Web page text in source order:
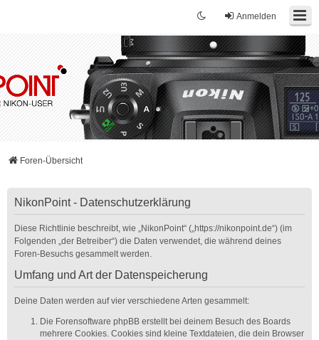
Anmelden
Foren-Übersicht
NikonPoint - Datenschutzerklärung
Diese Richtlinie beschreibt, wie „NikonPoint“ („https://nikonpoint.de“) (im
Folgenden „der Betreiber“) die Daten verwendet, die während deines
Foren-Besuchs gesammelt werden.
Umfang und Art der Datenspeicherung
Deine Daten werden auf vier verschiedene Arten gesammelt:
Die Forensoftware phpBB erstellt bei deinem Besuch des Boards
mehrere Cookies. Cookies sind kleine Textdateien, die dein Browser